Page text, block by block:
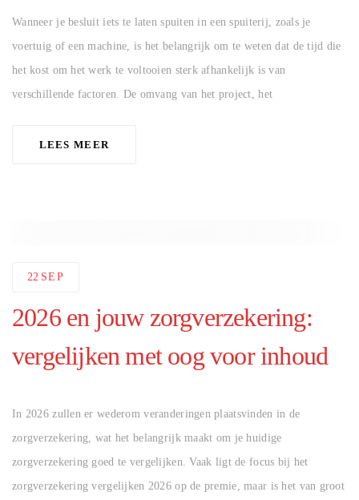
Wanneer je besluit iets te laten spuiten in een spuiterij, zoals je
voertuig of een machine, is het belangrijk om te weten dat de tijd die
het kost om het werk te voltooien sterk afhankelijk is van
verschillende factoren. De omvang van het project, het
LEES MEER
22 SEP
2026 en jouw zorgverzekering:
vergelijken met oog voor inhoud
In 2026 zullen er wederom veranderingen plaatsvinden in de
zorgverzekering, wat het belangrijk maakt om je huidige
zorgverzekering goed te vergelijken. Vaak ligt de focus bij het
zorgverzekering vergelijken 2026 op de premie, maar is het van groot